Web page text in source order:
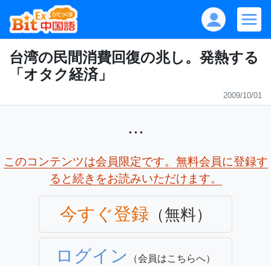
台湾の民間消費回復の兆し。発熱する
「オタク経済」
2009/10/01
...
このコンテンツは会員限定です。無料会員に登録す
ると続きをお読みいただけます。
今すぐ登録 （無料）
ログイン （会員はこちらへ）